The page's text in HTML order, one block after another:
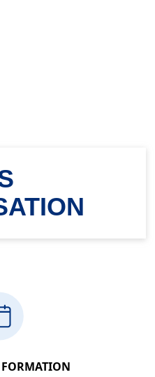
FORMATION